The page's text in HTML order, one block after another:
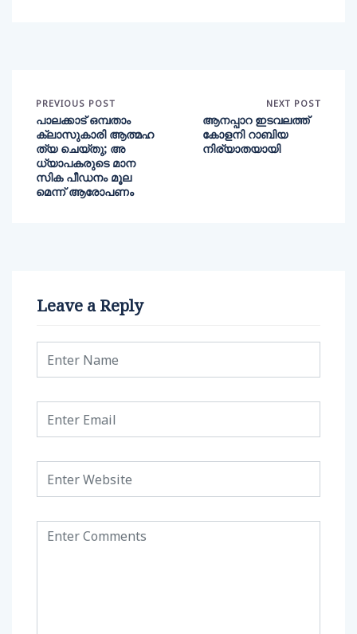
PREVIOUS POST
പാലക്കാട് ഒമ്പതാം
ക്ലാസുകാരി ആത്മഹ
ത്യ ചെയ്തു; അ
ധ്യാപകരുടെ മാന
സിക പീഡനം മൂല
മെന്ന് ആരോപണം
NEXT POST
ആനപ്പാറ ഇടവലത്ത്
കോളനി റാബിയ
നിര്യാതയായി
Leave a Reply